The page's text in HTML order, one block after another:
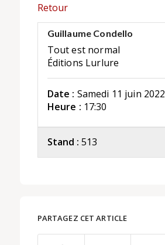
Retour
Guillaume Condello
Tout est normal
Éditions Lurlure
Date : Samedi 11 juin 2022
Heure : 17:30
Stand : 513
PARTAGEZ CET ARTICLE